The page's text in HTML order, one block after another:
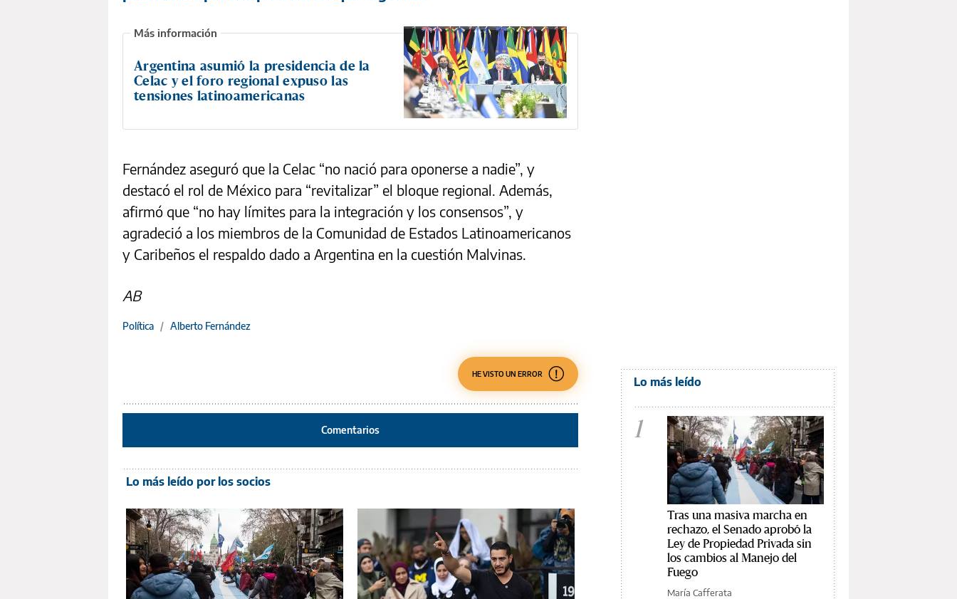
Argentina asumió la presidencia de la
Celac y el foro regional expuso las
tensiones latinoamericanas
Fernández aseguró que la Celac “no nació para oponerse a nadie”, y
destacó el rol de México para “revitalizar” el bloque regional. Además,
afirmó que “no hay límites para la integración y los consensos”, y
agradeció a los miembros de la Comunidad de Estados Latinoamericanos
y Caribeños el respaldo dado a Argentina en la cuestión Malvinas.
AB
Política / Alberto Fernández
HE VISTO UN ERROR
Comentarios
Lo más leído por los socios
Lo más leído
1
Tras una masiva marcha en
rechazo, el Senado aprobó la
Ley de Propiedad Privada sin
los cambios al Manejo del
Fuego
María Cafferata